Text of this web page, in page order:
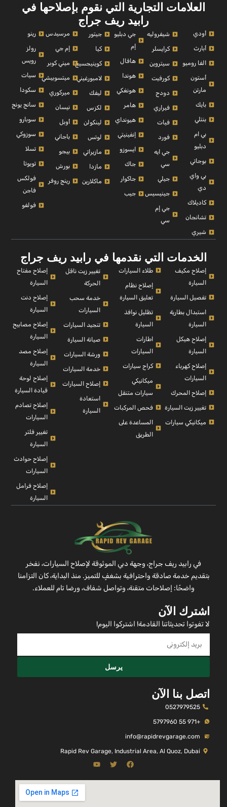
العلامات التجارية التي نقوم بإصلاحها في
رابيد ريف جراج
أودي
أبارث
الفا روميو
أستون
مارتن
بايك
بنتلي
بي ام
دبليو
بوجاتي
بي واي
دي
كاديلاك
تشانجان
شيري
شيفروليه
كرايسلر
سيتروين
كورفيت
دودج
فيراري
فيات
فورد
جي ايه
سي
جيلي
جينيسيس
جي إم
سي
جي دبليو
إم
هافال
هوندا
هونغكي
هامر
هيونداي
إنفينيتي
ايسوزو
جاك
جاكوار
جيب
جيتور
كيا
كوينيجسيج
لامبورغيني
ليفك
لكزس
لينكولن
لوتس
مازيراتي
مازدا
ماكلارين
مرسيدس
إم جي
ميني كوبر
ميتسوبيشي
ميركوري
نيسان
أوبل
باجاني
بيجو
بورش
رينج روفر
رينو
رولز
رويس
سيات
سكودا
سانج يونج
سوبارو
سوزوكي
تسلا
تويوتا
فولكس
فاجن
فولفو
الخدمات التي نقدمها في رابيد ريف جراج
إصلاح مكيف
السيارة
تفصيل السيارة
استبدال بطارية
السيارة
إصلاح هيكل
السيارة
إصلاح كهرباء
السيارات
إصلاح المحرك
تغيير زيت السيارة
ميكانيكي سيارات
طلاء السيارات
إصلاح نظام
تعليق السيارة
تظليل نوافذ
السيارة
اطارات
السيارات
كراج سيارات
ميكانيكي
سيارات متنقل
فحص المركبات
المساعدة على
الطريق
تغيير زيت ناقل
الحركة
خدمة سحب
السيارات
تنجيد السيارات
صيانة السيارة
ورشة السيارات
خدمة السيارات
إصلاح السيارات
استعادة
السيارة
إصلاح مفتاح
السيارة
إصلاح دنت
السيارة
إصلاح مصابيح
السيارة
إصلاح مصد
السيارة
إصلاح لوحة
قيادة السيارة
إصلاح تصادم
السيارات
تغيير فلتر
السيارة
إصلاح حوادث
السيارات
إصلاح فرامل
السيارة
في رابيد ريف جراج، وجهة دبي الموثوقة لإصلاح السيارات، نفخر
بتقديم خدمة صادقة واحترافية بشغفٍ للتميز. منذ البداية، كان التزامنا
واضحًا: إصلاحات متقنة، وتواصل شفاف، ورضا تام للعملاء.
اشترك الآن
لا تفوتوا تحديثاتنا القادمة! اشتركوا اليوم!
يرسل
اتصل بنا الآن
0527979525
+971 55 5797960
info@rapidrevgarage.com
Rapid Rev Garage, Industrial Area, Al Quoz, Dubai